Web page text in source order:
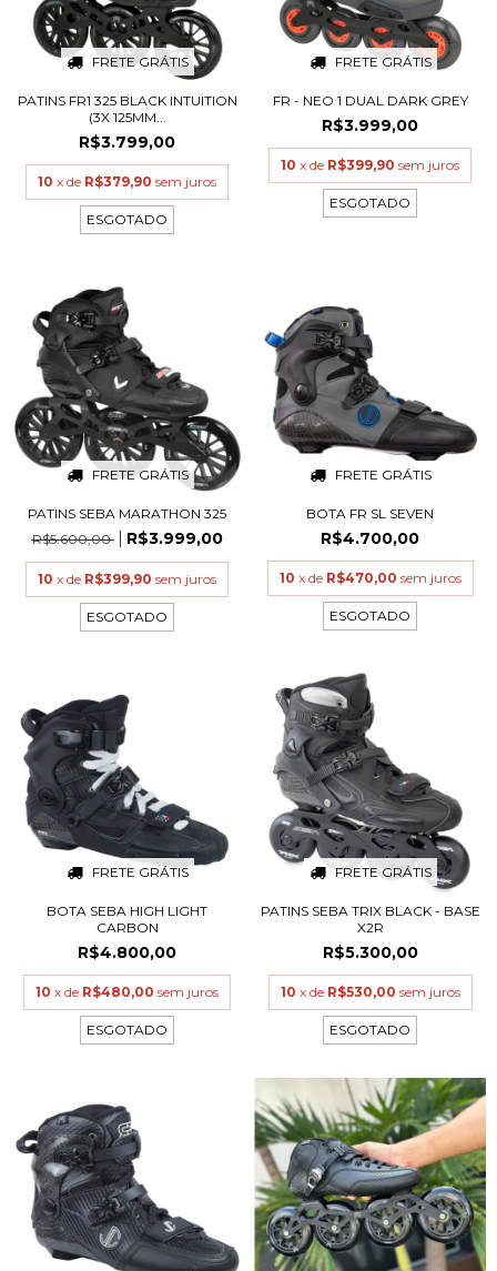
FRETE GRÁTIS
PATINS FR1 325 BLACK INTUITION
(3X 125MM...
R$3.799,00
10 x de R$379,90 sem juros
ESGOTADO
FRETE GRÁTIS
FR - NEO 1 DUAL DARK GREY
R$3.999,00
10 x de R$399,90 sem juros
ESGOTADO
FRETE GRÁTIS
PATINS SEBA MARATHON 325
R$5.600,00
R$3.999,00
10 x de R$399,90 sem juros
ESGOTADO
FRETE GRÁTIS
BOTA FR SL SEVEN
R$4.700,00
10 x de R$470,00 sem juros
ESGOTADO
FRETE GRÁTIS
BOTA SEBA HIGH LIGHT
CARBON
R$4.800,00
10 x de R$480,00 sem juros
ESGOTADO
FRETE GRÁTIS
PATINS SEBA TRIX BLACK - BASE
X2R
R$5.300,00
10 x de R$530,00 sem juros
ESGOTADO